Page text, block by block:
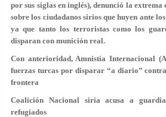
por sus siglas en inglés), denunció la extrema
sobre los ciudadanos sirios que huyen ante
ya que tanto los terroristas como los
disparan con munición real.
Con anterioridad, Amnistía Internacional
fuerzas turcas por disparar “a diario”
frontera
Coalición Nacional siria acusa a
refugiados